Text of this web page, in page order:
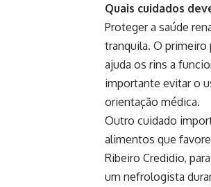
Quais cuidados
Proteger a saúde
tranquila. O primeiro
ajuda os rins a
importante evitar o
orientação médica.
Outro cuidado
alimentos que
Ribeiro Credidio,
um nefrologista